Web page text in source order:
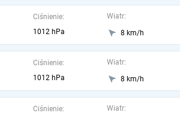
Ciśnienie:
1012 hPa
Wiatr:
8 km/h
Ciśnienie:
1012 hPa
Wiatr:
8 km/h
Ciśnienie:
Wiatr: